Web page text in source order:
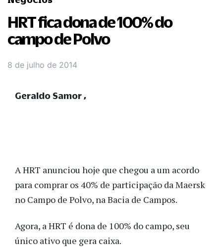
HRT fica dona de 100% do
campo de Polvo
8 de julho de 2014
A HRT anunciou hoje que chegou a um acordo
para comprar os 40% de participação da Maersk
no Campo de Polvo, na Bacia de Campos.
Agora, a HRT é dona de 100% do campo, seu
único ativo que gera caixa.
Geraldo Samor